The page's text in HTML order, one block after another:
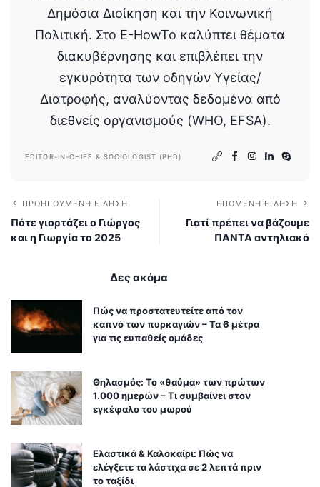
Δημόσια Διοίκηση και την Κοινωνική
Πολιτική. Στο E-HowTo καλύπτει θέματα
διακυβέρνησης και επιβλέπει την
εγκυρότητα των οδηγών Υγείας/
Διατροφής, αναλύοντας δεδομένα από
διεθνείς οργανισμούς (WHO, EFSA).
EDITOR-IN-CHIEF & SOCIOLOGIST (PHD)
ΠΡΟΗΓΟΎΜΕΝΗ ΕΊΔΗΣΗ
Πότε γιορτάζει ο Γιώργος
και η Γιωργία το 2025
ΕΠΌΜΕΝΗ ΕΊΔΗΣΗ
Γιατί πρέπει να βάζουμε
ΠΑΝΤΑ αντηλιακό
Δες ακόμα
Πώς να προστατευτείτε από τον
καπνό των πυρκαγιών – Τα 6 μέτρα
για τις ευπαθείς ομάδες
Θηλασμός: Το «θαύμα» των πρώτων
1.000 ημερών – Τι συμβαίνει στον
εγκέφαλο του μωρού
Ελαστικά & Καλοκαίρι: Πώς να
ελέγξετε τα λάστιχα σε 2 λεπτά πριν
το ταξίδι